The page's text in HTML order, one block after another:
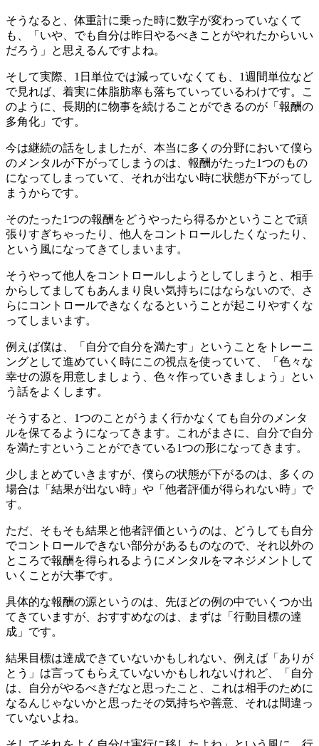
そうなると、体重計に乗った時に数字が変わっていなくて
も、「いや、でも自分は昨日やるべきことがやれたからいい
だろう」と思えるんですよね。
そして実際、1日単位では減っていなくても、1週間単位など
で見れば、着実に体脂肪率も落ちていっているわけです。こ
のように、長期的に物事を続けることができるのが「報酬の
多角化」です。
今は継続の話をしましたが、本当に多くの分野において僕ら
のメンタルが下がってしまうのは、報酬がたった1つのもの
になってしまっていて、それが出ない時に状態が下がってし
まうからです。
そのたった1つの報酬をどうやったら得るかということで頑
張りすぎちゃったり、他人をコントロールしたくなったり、
という風になってきてしまいます。
そうやって他人をコントロールしようとしてしまうと、相手
からしてましてもあんまり良い気持ちにはならないので、さ
らにコントロールできなくなるということが起こりやすくな
ってしまいます。
例えば僕は、「自分で自分を満たす」ということをトレーニ
ングとして進めていく時にこの視点を使っていて、「色々な
幸せの源を用意しましょう、色々作っていきましょう」とい
う話をよくします。
そうすると、1つのことがうまく行かなくても自分のメンタ
ルを保てるようになってきます。これがまさに、自分で自分
を満たすということができている1つの形になってきます。
少しまとめていきますが、僕らの状態が下がるのは、多くの
場合は「結果が出ない時」や「他者評価が得られない時」で
す。
ただ、そもそも結果と他者評価というのは、どうしても自分
でコントロールできない部分があるものなので、それ以外の
ところで報酬を得られるようにメンタルをマネジメントして
いくことが大事です。
具体的な報酬の源というのは、先ほどの例の中でいくつか出
てきていますが、おすすめなのは、まずは「行動目標の達
成」です。
結果目標は達成できていないかもしれない、例えば「ありが
とう」は言ってもらえていないかもしれないけれど、「自分
は、自分がやるべきだなと思ったこと、これは相手のために
なるんじゃないかと思ったその気持ちや善意、それは間違っ
ていないよね。